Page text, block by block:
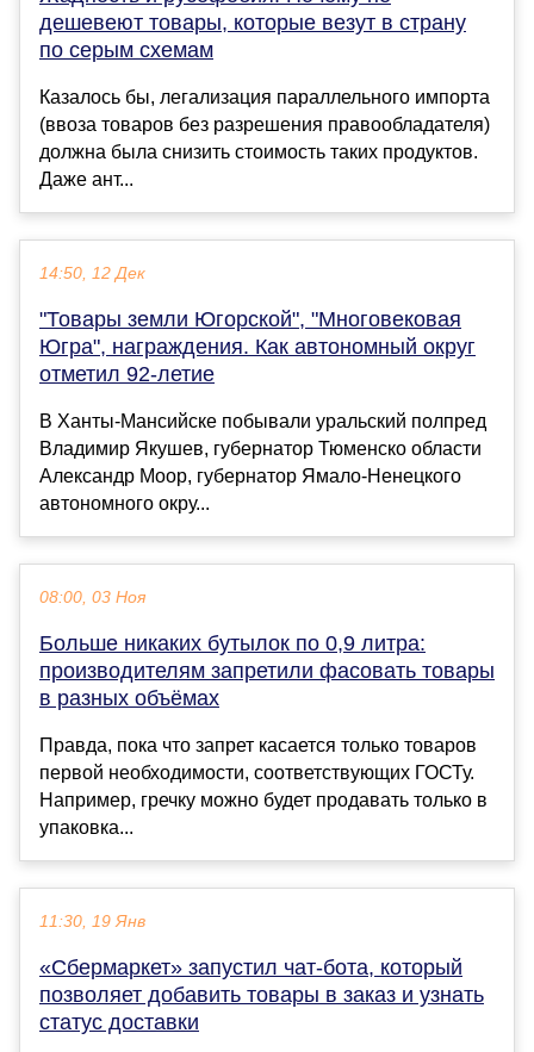
дешевеют товары, которые везут в страну
по серым схемам
Казалось бы, легализация параллельного импорта
(ввоза товаров без разрешения правообладателя)
должна была снизить стоимость таких продуктов.
Даже ант...
14:50, 12 Дек
"Товары земли Югорской", "Многовековая
Югра", награждения. Как автономный округ
отметил 92-летие
В Ханты-Мансийске побывали уральский полпред
Владимир Якушев, губернатор Тюменско области
Александр Моор, губернатор Ямало-Ненецкого
автономного окру...
08:00, 03 Ноя
Больше никаких бутылок по 0,9 литра:
производителям запретили фасовать товары
в разных объёмах
Правда, пока что запрет касается только товаров
первой необходимости, соответствующих ГОСТу.
Например, гречку можно будет продавать только в
упаковка...
11:30, 19 Янв
«Сбермаркет» запустил чат-бота, который
позволяет добавить товары в заказ и узнать
статус доставки